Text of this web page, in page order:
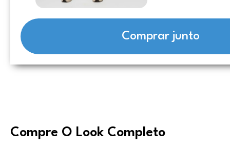
Comprar junto
Compre O Look Completo